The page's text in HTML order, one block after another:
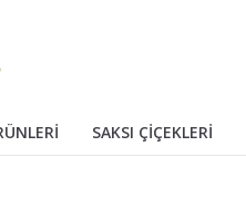
SAKSI ÇİÇEKLERİ